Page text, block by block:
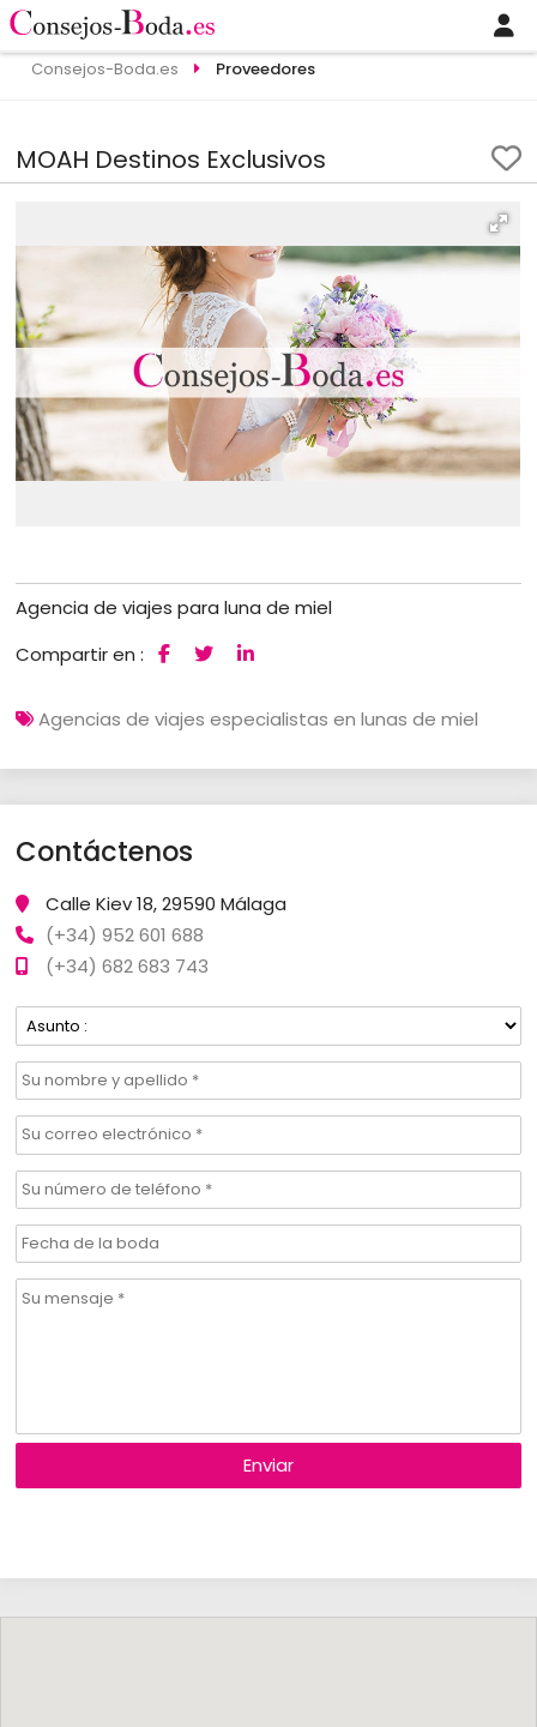
Consejos-Boda.es Proveedores
MOAH Destinos Exclusivos
Agencia de viajes para luna de miel
Compartir en :
Agencias de viajes especialistas en lunas de miel
Contáctenos
Calle Kiev 18, 29590 Málaga
(+34) 952 601 688
(+34) 682 683 743
Enviar